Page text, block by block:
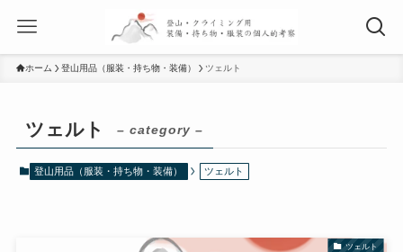
ホーム 登山用品（服装・持ち物・装備） ツェルト
ツェルト – category –
登山用品（服装・持ち物・装備） ツェルト
ツェルト